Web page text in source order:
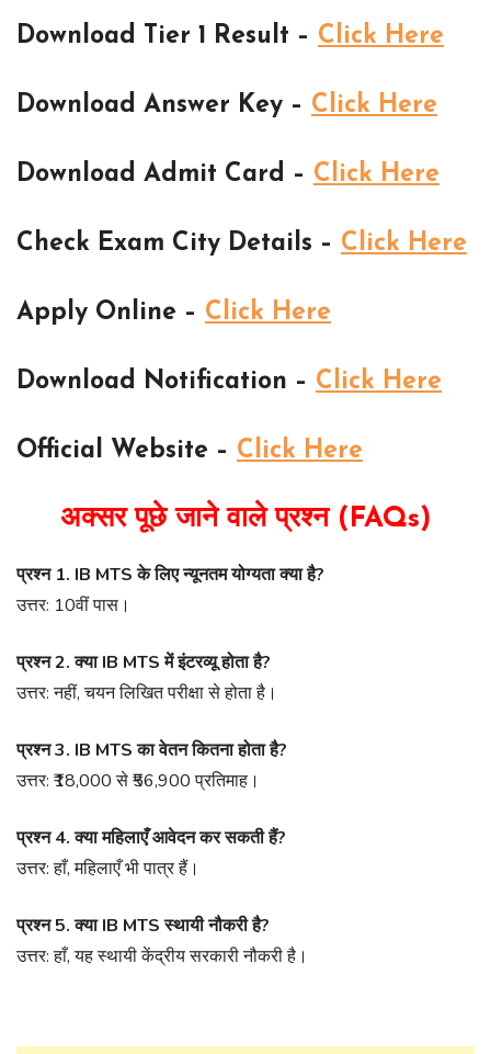
Download Tier 1 Result – Click Here
Download Answer Key – Click Here
Download Admit Card – Click Here
Check Exam City Details – Click Here
Apply Online – Click Here
Download Notification – Click Here
Official Website – Click Here
अक्सर पूछे जाने वाले प्रश्न (FAQs)
प्रश्न 1. IB MTS के लिए न्यूनतम योग्यता क्या है?
उत्तर: 10वीं पास।
प्रश्न 2. क्या IB MTS में इंटरव्यू होता है?
उत्तर: नहीं, चयन लिखित परीक्षा से होता है।
प्रश्न 3. IB MTS का वेतन कितना होता है?
उत्तर: ₹18,000 से ₹56,900 प्रतिमाह।
प्रश्न 4. क्या महिलाएँ आवेदन कर सकती हैं?
उत्तर: हाँ, महिलाएँ भी पात्र हैं।
प्रश्न 5. क्या IB MTS स्थायी नौकरी है?
उत्तर: हाँ, यह स्थायी केंद्रीय सरकारी नौकरी है।